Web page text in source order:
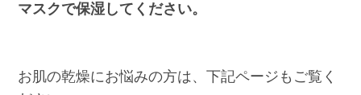
マスクで保湿してください。
お肌の乾燥にお悩みの方は、下記ページもご覧く